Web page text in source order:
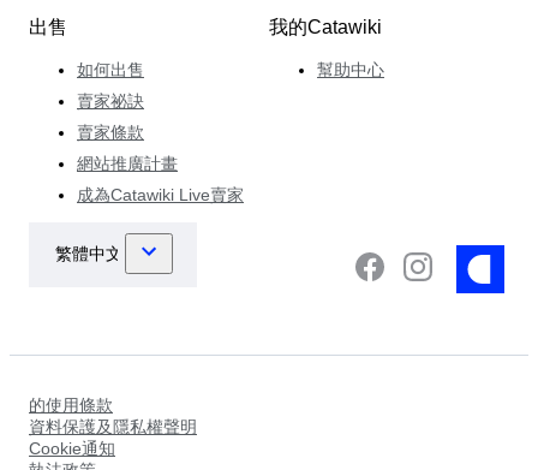
出售
如何出售
賣家祕訣
賣家條款
網站推廣計畫
成為Catawiki Live賣家
我的Catawiki
幫助中心
的使用條款
資料保護及隱私權聲明
Cookie通知